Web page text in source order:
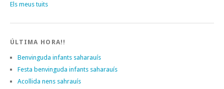
Els meus tuits
ÚLTIMA HORA!!
Benvinguda infants saharauís
Festa benvinguda infants saharauís
Acollida nens sahrauís